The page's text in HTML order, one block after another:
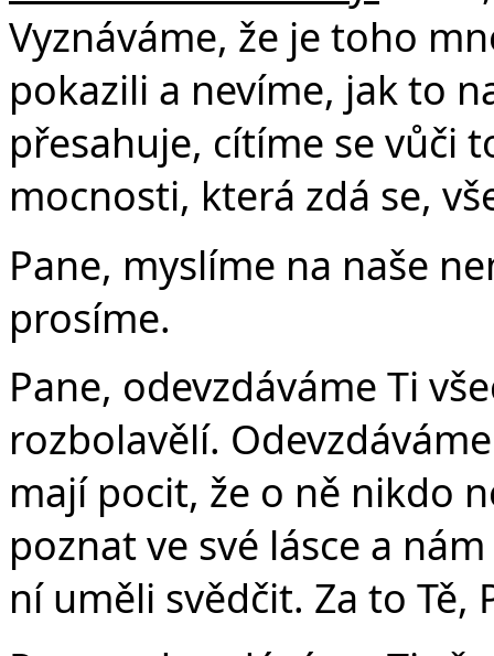
Vyznáváme, že je toho
pokazili a nevíme, jak to
přesahuje, cítíme se vůči
mocnosti, která zdá se,
Pane, myslíme na naše
prosíme.
Pane, odevzdáváme Ti
rozbolavělí.
mají pocit, že o ně nikdo
poznat ve své lásce a
ní uměli svědčit. Za to Tě,